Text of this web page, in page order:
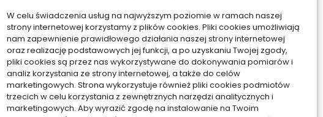
W celu świadczenia usług na najwyższym poziomie w ramach naszej
strony internetowej korzystamy z plików cookies. Pliki cookies umożliwiają
nam zapewnienie prawidłowego działania naszej strony internetowej
oraz realizację podstawowych jej funkcji, a po uzyskaniu Twojej zgody,
pliki cookies są przez nas wykorzystywane do dokonywania pomiarów i
analiz korzystania ze strony internetowej, a także do celów
marketingowych. Strona wykorzystuje również pliki cookies podmiotów
trzecich w celu korzystania z zewnętrznych narzędzi analitycznych i
marketingowych. Aby wyrazić zgodę na instalowanie na Twoim
–
zaświatów – analiza
10/12/2025